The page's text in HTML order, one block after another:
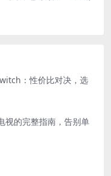
：性价比对决，选
视的完整指南，告别单